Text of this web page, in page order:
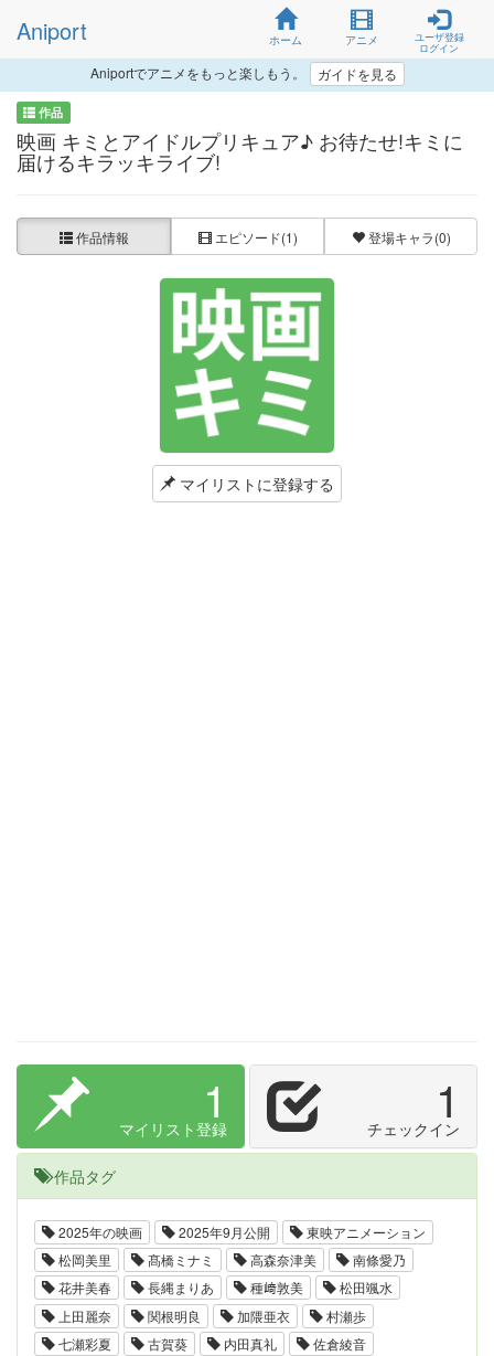
Aniport ホーム アニメ
ユーザ登録
ログイン
Aniportでアニメをもっと楽しもう。 ガイドを見る
作品
映画 キミとアイドルプリキュア♪ お待たせ!キミに
届けるキラッキライブ!
作品情報 エピソード(1) 登場キャラ(0)
マイリストに登録する
1
マイリスト登録 1
チェックイン
作品タグ
2025年の映画 2025年9月公開
東映アニメーション
松岡美里
髙橋ミナミ 高森奈津美
南條愛乃
花井美春
長縄まりあ 種﨑敦美
松田颯水
上田麗奈
関根明良 加隈亜衣
村瀬歩
七瀬彩夏
古賀葵 内田真礼
佐倉綾音